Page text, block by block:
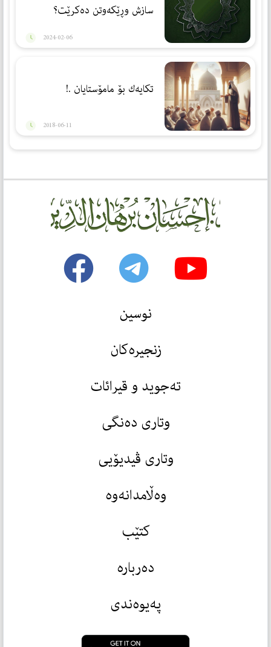
سازش وڕێكەوتن دەكرێت؟
2024-02-06
تكایەك بۆ مامۆستایان .!
2018-06-11
نوسین
زنجیرەکان
تەجوید و قیرائات
وتاری دەنگی
وتاری ڤیدیۆیی
وەڵامدانەوە
کتێب
دەربارە
پەیوەندی